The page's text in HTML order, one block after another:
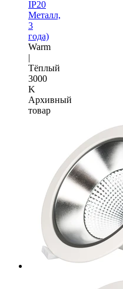
IP20
Металл,
3
года)
Warm
|
Тёплый
3000
K
Архивный
товар